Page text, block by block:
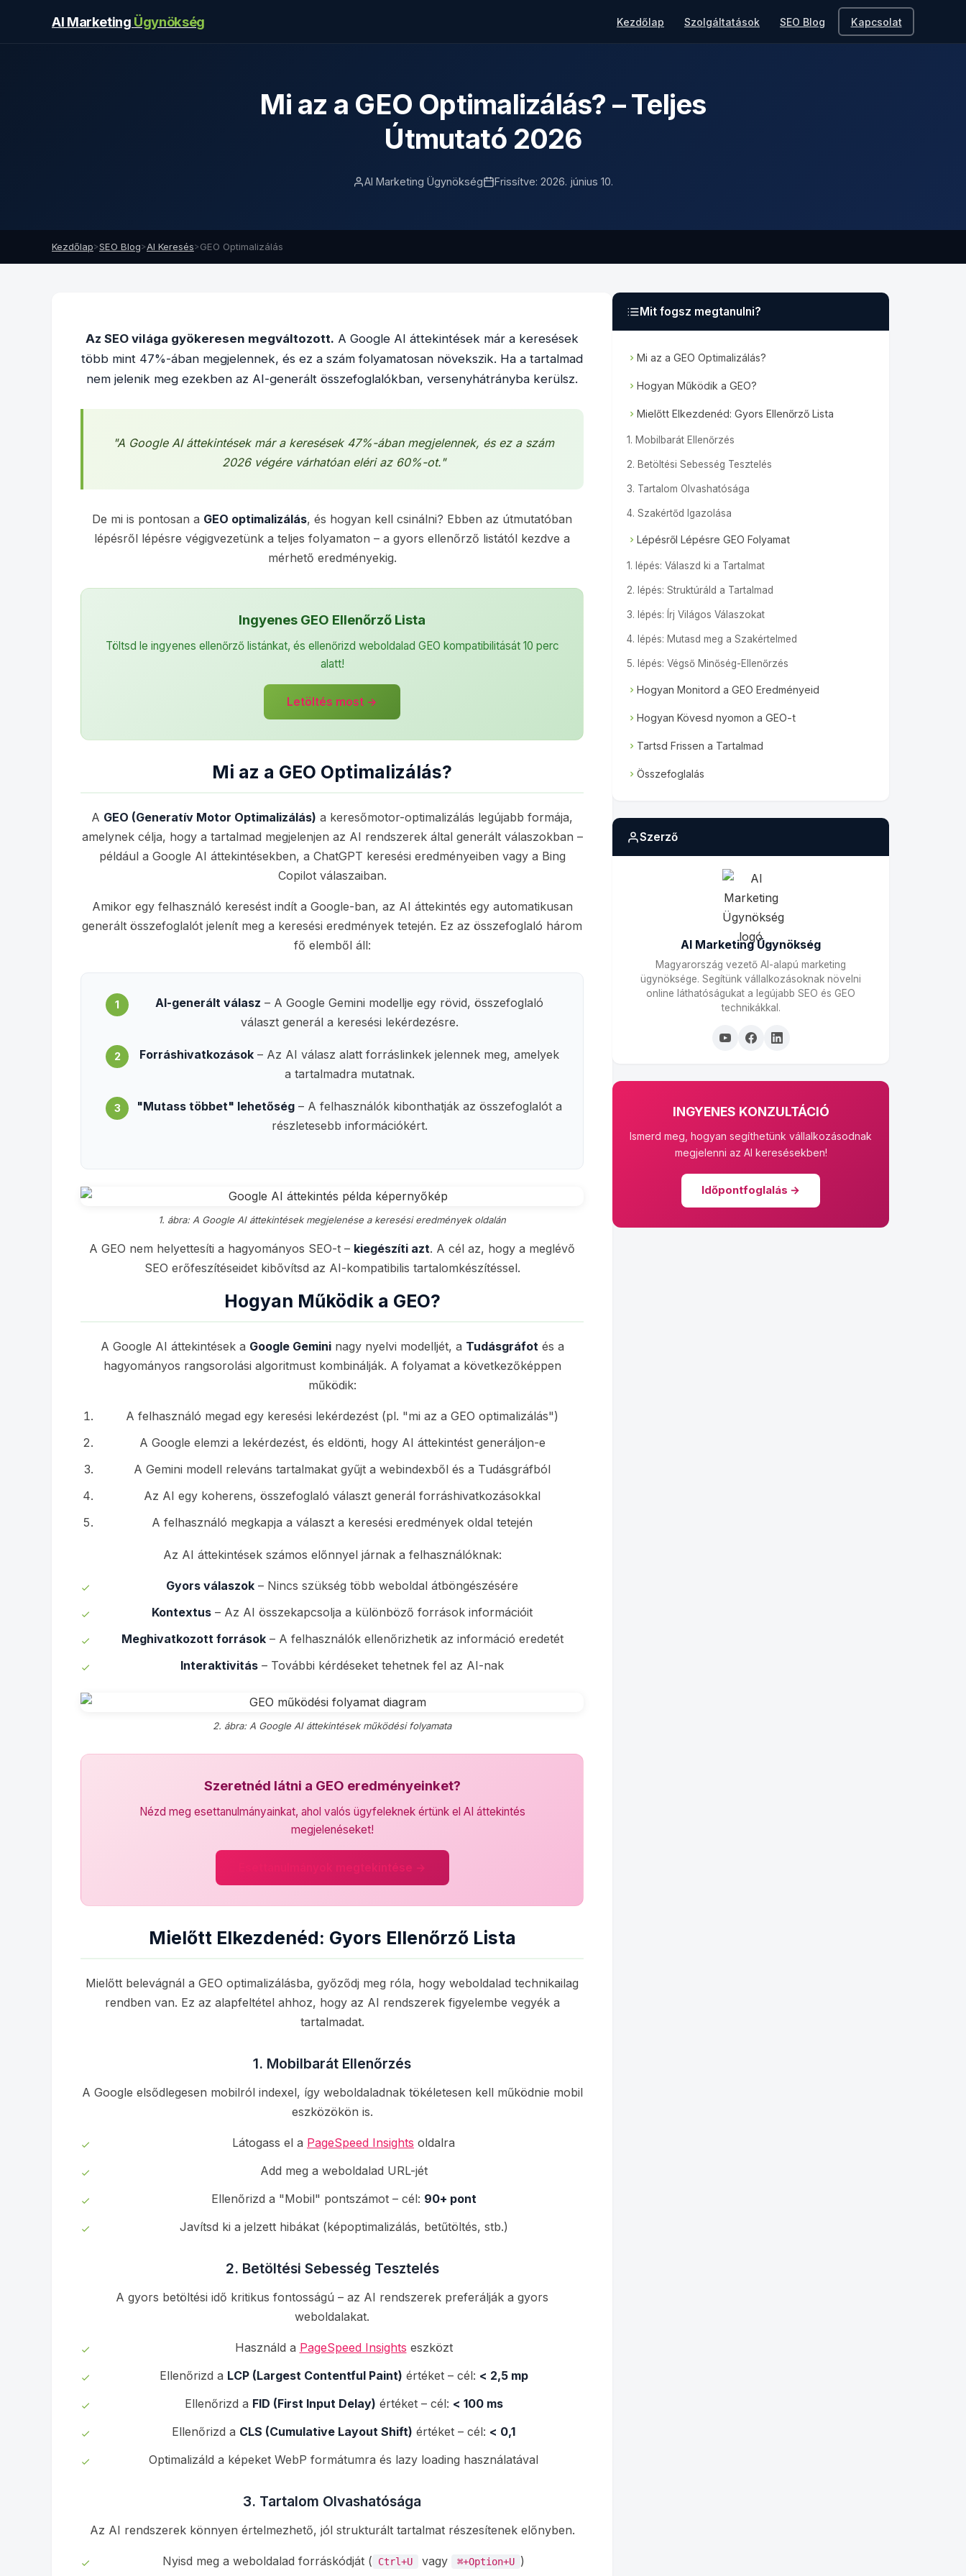
AI Marketing Ügynökség Kezdőlap Szolgáltatások SEO Blog Kapcsolat
Mi az a GEO Optimalizálás? – Teljes
Útmutató 2026
AI Marketing Ügynökség Frissítve: 2026. június 10.
Kezdőlap>SEO Blog>AI Keresés>GEO Optimalizálás
Az SEO világa gyökeresen megváltozott. A Google AI áttekintések már a keresések
több mint 47%-ában megjelennek, és ez a szám folyamatosan növekszik. Ha a tartalmad
nem jelenik meg ezekben az AI-generált összefoglalókban, versenyhátrányba kerülsz.
"A Google AI áttekintések már a keresések 47%-ában megjelennek, és ez a szám
2026 végére várhatóan eléri az 60%-ot."
De mi is pontosan a GEO optimalizálás, és hogyan kell csinálni? Ebben az útmutatóban
lépésről lépésre végigvezetünk a teljes folyamaton – a gyors ellenőrző listától kezdve a
mérhető eredményekig.
Ingyenes GEO Ellenőrző Lista
Töltsd le ingyenes ellenőrző listánkat, és ellenőrizd weboldalad GEO kompatibilitását 10 perc
alatt!
Letöltés most →
Mi az a GEO Optimalizálás?
A GEO (Generatív Motor Optimalizálás) a keresőmotor-optimalizálás legújabb formája,
amelynek célja, hogy a tartalmad megjelenjen az AI rendszerek által generált válaszokban –
például a Google AI áttekintésekben, a ChatGPT keresési eredményeiben vagy a Bing
Copilot válaszaiban.
Amikor egy felhasználó keresést indít a Google-ban, az AI áttekintés egy automatikusan
generált összefoglalót jelenít meg a keresési eredmények tetején. Ez az összefoglaló három
fő elemből áll:
1 AI-generált válasz – A Google Gemini modellje egy rövid, összefoglaló
választ generál a keresési lekérdezésre.
2 Forráshivatkozások – Az AI válasz alatt forráslinkek jelennek meg, amelyek
a tartalmadra mutatnak.
3 "Mutass többet" lehetőség – A felhasználók kibonthatják az összefoglalót a
részletesebb információkért.
1. ábra: A Google AI áttekintések megjelenése a keresési eredmények oldalán
A GEO nem helyettesíti a hagyományos SEO-t – kiegészíti azt. A cél az, hogy a meglévő
SEO erőfeszítéseidet kibővítsd az AI-kompatibilis tartalomkészítéssel.
Hogyan Működik a GEO?
A Google AI áttekintések a Google Gemininagy nyelvi modelljét, a Tudásgráfotés a
hagyományos rangsorolási algoritmust kombinálják. A folyamat a következőképpen
működik:
A felhasználó megad egy keresési lekérdezést (pl. "mi az a GEO optimalizálás")
A Google elemzi a lekérdezést, és eldönti, hogy AI áttekintést generáljon-e
A Gemini modell releváns tartalmakat gyűjt a webindexből és a Tudásgráfból
Az AI egy koherens, összefoglaló választ generál forráshivatkozásokkal
A felhasználó megkapja a választ a keresési eredmények oldal tetején
Az AI áttekintések számos előnnyel járnak a felhasználóknak:
Gyors válaszok – Nincs szükség több weboldal átböngészésére
Kontextus – Az AI összekapcsolja a különböző források információit
Meghivatkozott források– A felhasználók ellenőrizhetik az információ eredetét
Interaktivitás – További kérdéseket tehetnek fel az AI-nak
2. ábra: A Google AI áttekintések működési folyamata
Szeretnéd látni a GEO eredményeinket?
Nézd meg esettanulmányainkat, ahol valós ügyfeleknek értünk el AI áttekintés
megjelenéseket!
Esettanulmányok megtekintése →
Mielőtt Elkezdenéd: Gyors Ellenőrző Lista
Mielőtt belevágnál a GEO optimalizálásba, győződj meg róla, hogy weboldalad technikailag
rendben van. Ez az alapfeltétel ahhoz, hogy az AI rendszerek figyelembe vegyék a
tartalmadat.
1. Mobilbarát Ellenőrzés
A Google elsődlegesen mobilról indexel, így weboldaladnak tökéletesen kell működnie mobil
eszközökön is.
Látogass el a PageSpeed Insights oldalra
Add meg a weboldalad URL-jét
Ellenőrizd a "Mobil" pontszámot – cél: 90+ pont
Javítsd ki a jelzett hibákat (képoptimalizálás, betűtöltés, stb.)
2. Betöltési Sebesség Tesztelés
A gyors betöltési idő kritikus fontosságú – az AI rendszerek preferálják a gyors
weboldalakat.
Használd a PageSpeed Insights eszközt
Ellenőrizd a LCP (Largest Contentful Paint) értéket – cél: < 2,5 mp
Ellenőrizd a FID (First Input Delay) értéket – cél: < 100 ms
Ellenőrizd a CLS (Cumulative Layout Shift) értéket – cél: < 0,1
Optimalizáld a képeket WebP formátumra és lazy loading használatával
3. Tartalom Olvashatósága
Az AI rendszerek könnyen értelmezhető, jól strukturált tartalmat részesítenek előnyben.
Nyisd meg a weboldalad forráskódját ( Ctrl+U vagy ⌘+Option+U )
Mit fogsz megtanulni?
Mi az a GEO Optimalizálás?
Hogyan Működik a GEO?
Mielőtt Elkezdenéd: Gyors Ellenőrző Lista
1. Mobilbarát Ellenőrzés
2. Betöltési Sebesség Tesztelés
3. Tartalom Olvashatósága
4. Szakértőd Igazolása
Lépésről Lépésre GEO Folyamat
1. lépés: Válaszd ki a Tartalmat
2. lépés: Struktúráld a Tartalmad
3. lépés: Írj Világos Válaszokat
4. lépés: Mutasd meg a Szakértelmed
5. lépés: Végső Minőség-Ellenőrzés
Hogyan Monitord a GEO Eredményeid
Hogyan Kövesd nyomon a GEO-t
Tartsd Frissen a Tartalmad
Összefoglalás
Szerző
AI Marketing Ügynökség
Magyarország vezető AI-alapú marketing
ügynöksége. Segítünk vállalkozásoknak növelni
online láthatóságukat a legújabb SEO és GEO
technikákkal.
INGYENES KONZULTÁCIÓ
Ismerd meg, hogyan segíthetünk vállalkozásodnak
megjelenni az AI keresésekben!
Időpontfoglalás →